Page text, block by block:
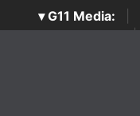
▾ G11 Media:
SecurityOpenLab |